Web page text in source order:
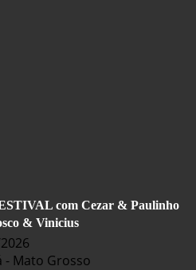
com Cezar & Paulinho
& Vinicius
- Mato Grosso